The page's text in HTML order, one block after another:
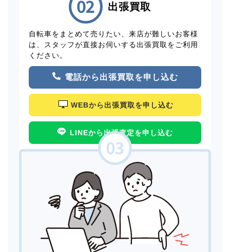
出張買取
自転車をまとめて売りたい、来店が難しいお客様
は、スタッフが直接お伺いする出張買取をご利用
ください。
電話から出張買取を申し込む
WEBから出張買取を申し込む
LINEから出張査定を申し込む